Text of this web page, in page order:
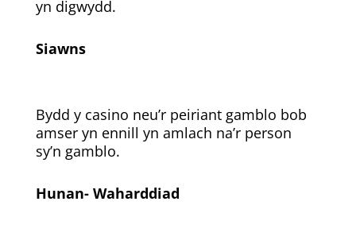
yn digwydd.
Siawns
Bydd y casino neu’r peiriant gamblo bob
amser yn ennill yn amlach na’r person
sy’n gamblo.
Hunan- Waharddiad